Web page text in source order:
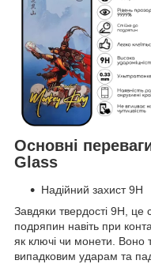
Основні
Glass
Надійний захист 9H
Завдяки твердості 9H, це
подряпин навіть при
як ключі чи монети. Воно
випадковим ударам та